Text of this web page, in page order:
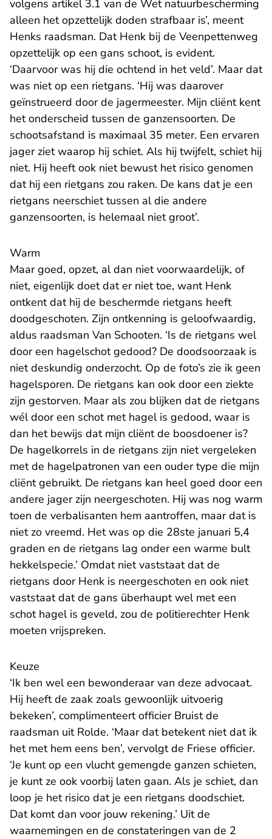
volgens artikel 3.1 van de Wet natuurbescherming
alleen het opzettelijk doden strafbaar is’, meent
Henks raadsman. Dat Henk bij de Veenpettenweg
opzettelijk op een gans schoot, is evident.
‘Daarvoor was hij die ochtend in het veld’. Maar dat
was niet op een rietgans. ‘Hij was daarover
geïnstrueerd door de jagermeester. Mijn cliënt kent
het onderscheid tussen de ganzensoorten. De
schootsafstand is maximaal 35 meter. Een ervaren
jager ziet waarop hij schiet. Als hij twijfelt, schiet hij
niet. Hij heeft ook niet bewust het risico genomen
dat hij een rietgans zou raken. De kans dat je een
rietgans neerschiet tussen al die andere
ganzensoorten, is helemaal niet groot’.
Warm
Maar goed, opzet, al dan niet voorwaardelijk, of
niet, eigenlijk doet dat er niet toe, want Henk
ontkent dat hij de beschermde rietgans heeft
doodgeschoten. Zijn ontkenning is geloofwaardig,
aldus raadsman Van Schooten. ‘Is de rietgans wel
door een hagelschot gedood? De doodsoorzaak is
niet deskundig onderzocht. Op de foto’s zie ik geen
hagelsporen. De rietgans kan ook door een ziekte
zijn gestorven. Maar als zou blijken dat de rietgans
wél door een schot met hagel is gedood, waar is
dan het bewijs dat mijn cliënt de boosdoener is?
De hagelkorrels in de rietgans zijn niet vergeleken
met de hagelpatronen van een ouder type die mijn
cliënt gebruikt. De rietgans kan heel goed door een
andere jager zijn neergeschoten. Hij was nog warm
toen de verbalisanten hem aantroffen, maar dat is
niet zo vreemd. Het was op die 28ste januari 5,4
graden en de rietgans lag onder een warme bult
hekkelspecie.’ Omdat niet vaststaat dat de
rietgans door Henk is neergeschoten en ook niet
vaststaat dat de gans überhaupt wel met een
schot hagel is geveld, zou de politierechter Henk
moeten vrijspreken.
Keuze
‘Ik ben wel een bewonderaar van deze advocaat.
Hij heeft de zaak zoals gewoonlijk uitvoerig
bekeken’, complimenteert officier Bruist de
raadsman uit Rolde. ‘Maar dat betekent niet dat ik
het met hem eens ben’, vervolgt de Friese officier.
‘Je kunt op een vlucht gemengde ganzen schieten,
je kunt ze ook voorbij laten gaan. Als je schiet, dan
loop je het risico dat je een rietgans doodschiet.
Dat komt dan voor jouw rekening.’ Uit de
waarnemingen en de constateringen van de 2